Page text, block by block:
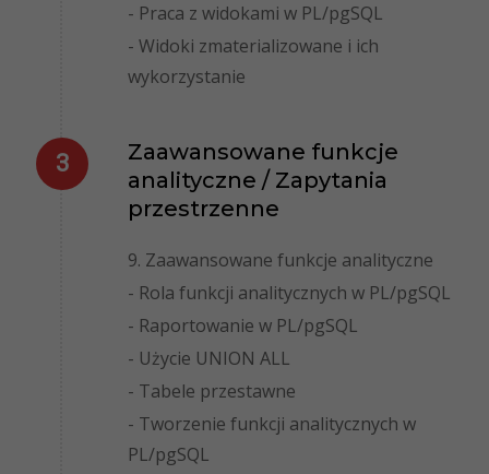
- Praca z widokami w PL/pgSQL
- Widoki zmaterializowane i ich
wykorzystanie
Zaawansowane funkcje
analityczne / Zapytania
przestrzenne
9. Zaawansowane funkcje analityczne
- Rola funkcji analitycznych w PL/pgSQL
- Raportowanie w PL/pgSQL
- Użycie UNION ALL
- Tabele przestawne
- Tworzenie funkcji analitycznych w
PL/pgSQL